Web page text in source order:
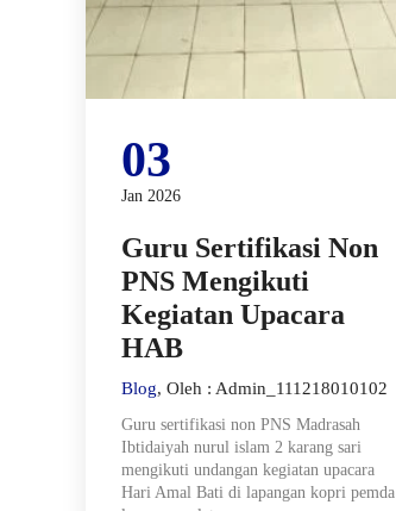
03
Jan 2026
Guru Sertifikasi Non
PNS Mengikuti
Kegiatan Upacara
HAB
Blog, Oleh : Admin_111218010102
Guru sertifikasi non PNS Madrasah
Ibtidaiyah nurul islam 2 karang sari
mengikuti undangan kegiatan upacara
Hari Amal Bati di lapangan kopri pemda